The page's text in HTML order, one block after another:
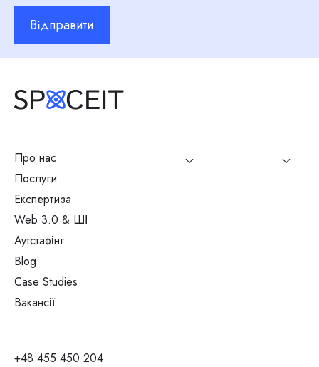
Відправити
Про нас
Послуги
Експертиза
Web 3.0 & ШІ
Аутстафінг
Blog
Case Studies
Вакансії
+48 455 450 204